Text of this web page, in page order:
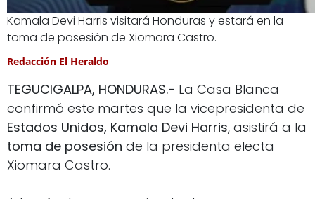
Kamala Devi Harris visitará Honduras y estará en la
toma de posesión de Xiomara Castro.
Redacción El Heraldo
TEGUCIGALPA, HONDURAS.- La Casa Blanca
confirmó este martes que la vicepresidenta de
Estados Unidos, Kamala Devi Harris, asistirá a la
toma de posesión de la presidenta electa
Xiomara Castro.